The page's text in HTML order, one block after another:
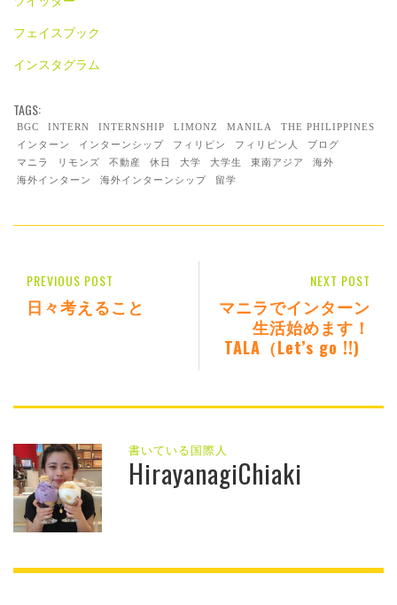
フェイスブック
インスタグラム
TAGS:
BGC INTERN INTERNSHIP LIMONZ MANILA
THE PHILIPPINES
インターン
インターンシップ フィリピン フィリピン人
ブログ
マニラ
リモンズ 不動産 休日 大学 大学生 東南アジア
海外
海外インターン
海外インターンシップ 留学
NEXT POST
マニラでインターン
生活始めます！
TALA（Let’s go !!)
PREVIOUS POST
日々考えること
書いている国際人
HirayanagiChiaki